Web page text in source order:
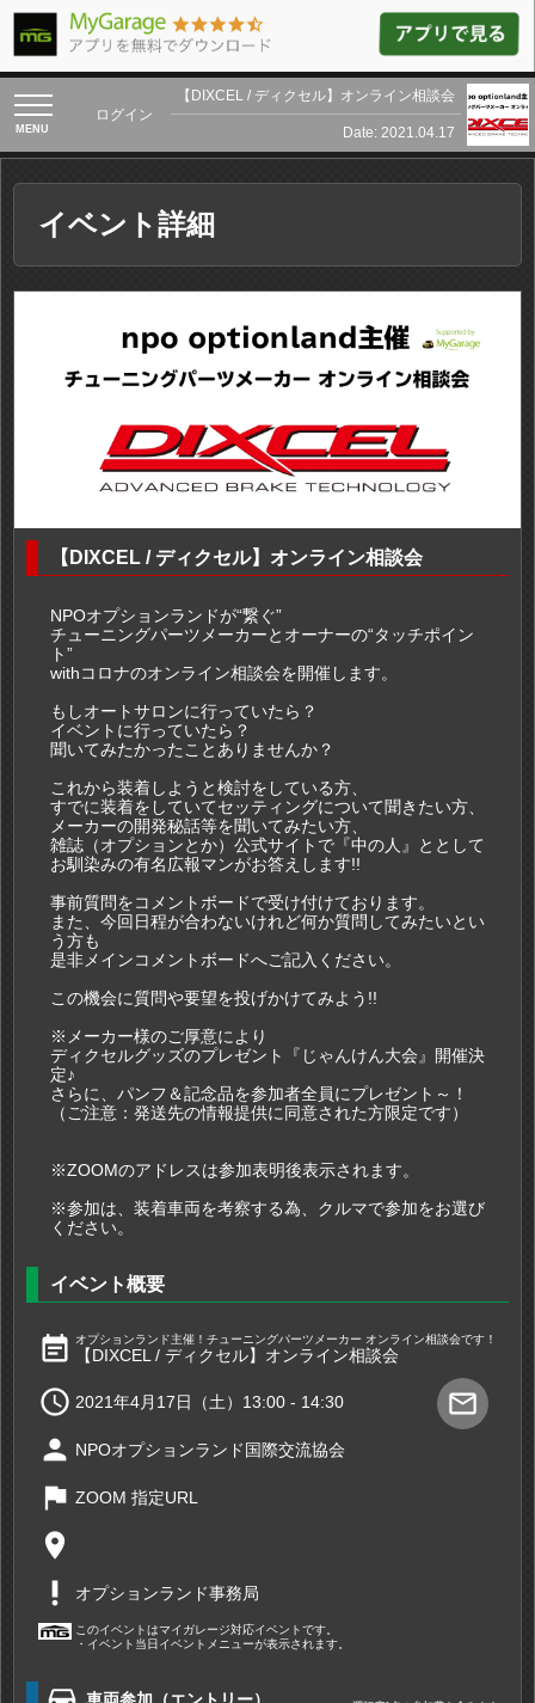
toggle
navigationログイン
【DIXCEL / ディクセル】オンライン相談会
Date: 2021.04.17
イベント詳細
【DIXCEL / ディクセル】オンライン相談会
NPOオプションランドが“繋ぐ”
チューニングパーツメーカーとオーナーの“タッチポイン
ト”
withコロナのオンライン相談会を開催します。
もしオートサロンに行っていたら？
イベントに行っていたら？
聞いてみたかったことありませんか？
これから装着しようと検討をしている方、
すでに装着をしていてセッティングについて聞きたい方、
メーカーの開発秘話等を聞いてみたい方、
雑誌（オプションとか）公式サイトで『中の人』ととして
お馴染みの有名広報マンがお答えします!!
事前質問をコメントボードで受け付けております。
また、今回日程が合わないけれど何か質問してみたいとい
う方も
是非メインコメントボードへご記入ください。
この機会に質問や要望を投げかけてみよう!!
※メーカー様のご厚意により
ディクセルグッズのプレゼント『じゃんけん大会』開催決
定♪
さらに、パンフ＆記念品を参加者全員にプレゼント～！
（ご注意：発送先の情報提供に同意された方限定です）
※ZOOMのアドレスは参加表明後表示されます。
※参加は、装着車両を考察する為、クルマで参加をお選び
ください。
イベント概要
event_note オプションランド主催！チューニングパーツメーカー オンライン相談会です！
【DIXCEL / ディクセル】オンライン相談会
 2021年4月17日（土）13:00 - 14:30
person NPOオプションランド国際交流協会
flag ZOOM 指定URL
place
priority_high
オプションランド事務局
このイベントはマイガレージ対応イベントです。
・イベント当日イベントメニューが表示されます。
mail_outline